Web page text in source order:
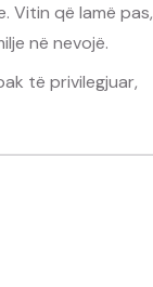
Vitin që lamë pas,
në nevojë.
të privilegjuar,